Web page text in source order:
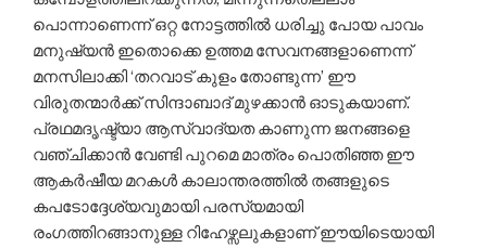
പൊന്നാണെന്ന് ഒറ്റ നോട്ടത്തില്‍ ധരിച്ചു പോയ പാവം
മനുഷ്യന്‍ ഇതൊക്കെ ഉത്തമ സേവനങ്ങളാണെന്ന്
മനസിലാക്കി ‘തറവാട് കുളം തോണ്ടുന്ന’ ഈ
വിരുതന്മാര്‍ക്ക് സിന്ദാബാദ് മുഴക്കാന്‍ ഓടുകയാണ്.
പ്രഥമദൃഷ്ട്യാ ആസ്വാദ്യത കാണുന്ന ജനങ്ങളെ
വഞ്ചിക്കാന്‍ വേണ്ടി പുറമെ മാത്രം പൊതിഞ്ഞ ഈ
ആകര്‍ഷീയ മറകള്‍ കാലാന്തരത്തില്‍ തങ്ങളുടെ
കപടോദ്ദേശ്യവുമായി പരസ്യമായി
രംഗത്തിറങ്ങാനുള്ള റിഹേഴ്സലുകളാണ് ഈയിടെയായി